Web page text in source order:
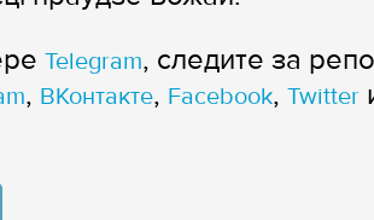
Telegram, следите за
, ВКонтакте, Facebook, Twitter